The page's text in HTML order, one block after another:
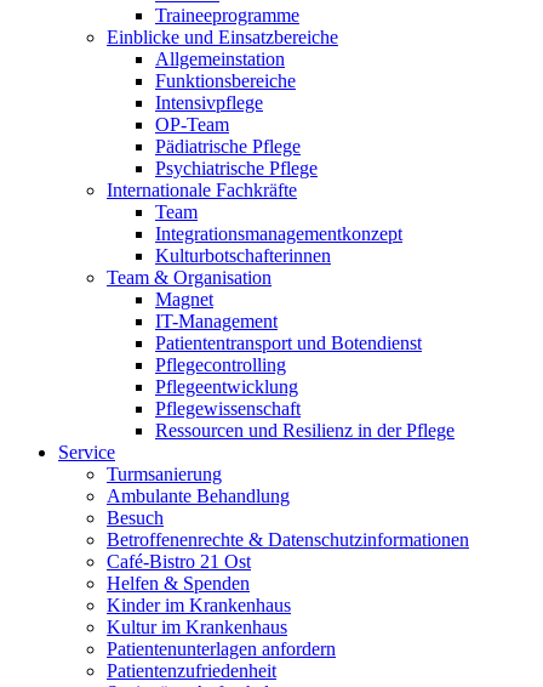
Traineeprogramme
Einblicke und Einsatzbereiche
Allgemeinstation
Funktionsbereiche
Intensivpflege
OP-Team
Pädiatrische Pflege
Psychiatrische Pflege
Internationale Fachkräfte
Team
Integrationsmanagementkonzept
Kulturbotschafterinnen
Team & Organisation
Magnet
IT-Management
Patiententransport und Botendienst
Pflegecontrolling
Pflegeentwicklung
Pflegewissenschaft
Ressourcen und Resilienz in der Pflege
Service
Turmsanierung
Ambulante Behandlung
Besuch
Betroffenenrechte & Datenschutzinformationen
Café-Bistro 21 Ost
Helfen & Spenden
Kinder im Krankenhaus
Kultur im Krankenhaus
Patientenunterlagen anfordern
Patientenzufriedenheit